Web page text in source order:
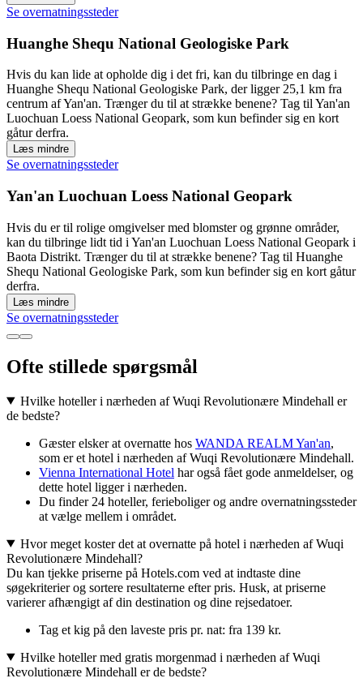
Se overnatningssteder
Huanghe Shequ National Geologiske Park
Hvis du kan lide at opholde dig i det fri, kan du tilbringe en dag i
Huanghe Shequ National Geologiske Park, der ligger 25,1 km fra
centrum af Yan'an. Trænger du til at strække benene? Tag til Yan'an
Luochuan Loess National Geopark, som kun befinder sig en kort
gåtur derfra.
Læs mindre
Se overnatningssteder
Yan'an Luochuan Loess National Geopark
Hvis du er til rolige omgivelser med blomster og grønne områder,
kan du tilbringe lidt tid i Yan'an Luochuan Loess National Geopark i
Baota Distrikt. Trænger du til at strække benene? Tag til Huanghe
Shequ National Geologiske Park, som kun befinder sig en kort gåtur
derfra.
Læs mindre
Se overnatningssteder
Ofte stillede spørgsmål
Hvilke hoteller i nærheden af Wuqi Revolutionære Mindehall er
de bedste?
Gæster elsker at overnatte hos WANDA REALM Yan'an,
som er et hotel i nærheden af Wuqi Revolutionære Mindehall.
Vienna International Hotel har også fået gode anmeldelser, og
dette hotel ligger i nærheden.
Du finder 24 hoteller, ferieboliger og andre overnatningssteder
at vælge mellem i området.
Hvor meget koster det at overnatte på hotel i nærheden af Wuqi
Revolutionære Mindehall?
Du kan tjekke priserne på Hotels.com ved at indtaste dine
søgekriterier og sortere resultaterne efter pris. Husk, at priserne
varierer afhængigt af din destination og dine rejsedatoer.
Tag et kig på den laveste pris pr. nat: fra 139 kr.
Hvilke hoteller med gratis morgenmad i nærheden af Wuqi
Revolutionære Mindehall er de bedste?